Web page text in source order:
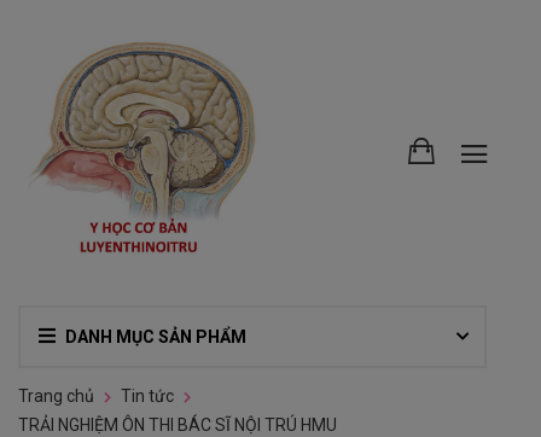
DANH MỤC SẢN PHẨM
Trang chủ
Tin tức
TRẢI NGHIỆM ÔN THI BÁC SĨ NỘI TRÚ HMU